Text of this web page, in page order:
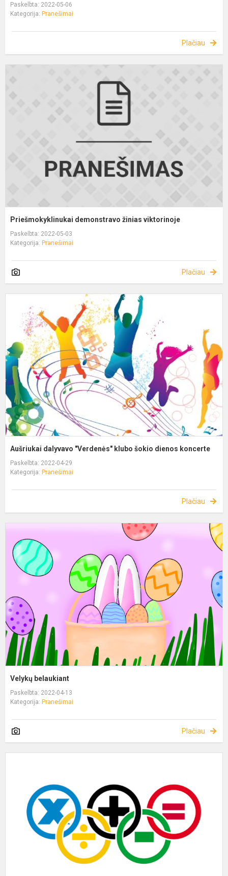
Paskelbta: 2022-05-06
Kategorija: Pranešimai
Plačiau
Priešmokyklinukai demonstravo žinias viktorinoje
Paskelbta: 2022-05-03
Kategorija: Pranešimai
Plačiau
Aušriukai dalyvavo "Verdenės" klubo šokio dienos koncerte
Paskelbta: 2022-04-29
Kategorija: Pranešimai
Plačiau
Velykų belaukiant
Paskelbta: 2022-04-13
Kategorija: Pranešimai
Plačiau